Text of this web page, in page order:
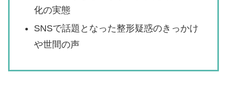
化の実態
SNSで話題となった整形疑惑のきっかけ
や世間の声